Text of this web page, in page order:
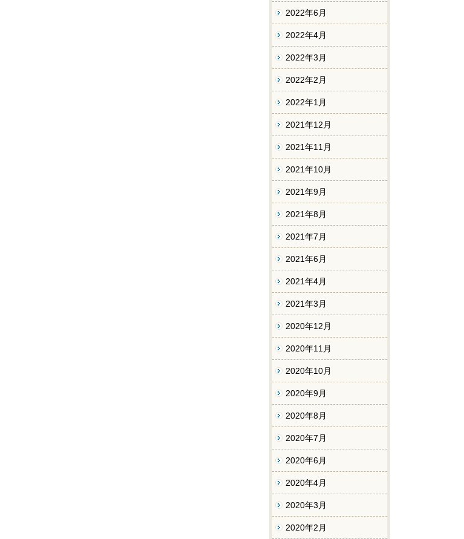
2022年6月
2022年4月
2022年3月
2022年2月
2022年1月
2021年12月
2021年11月
2021年10月
2021年9月
2021年8月
2021年7月
2021年6月
2021年4月
2021年3月
2020年12月
2020年11月
2020年10月
2020年9月
2020年8月
2020年7月
2020年6月
2020年4月
2020年3月
2020年2月